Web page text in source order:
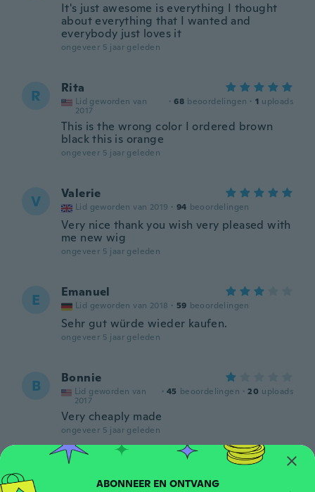
It's just awesome is everything I thought
about everything that I wanted and
everybody just loves it
ongeveer 5 jaar geleden
R Rita
Lid geworden van
2017
· 68 beoordelingen · 1 uploads
This is the wrong color I ordered brown
black this is orange
ongeveer 5 jaar geleden
V Valerie
Lid geworden van 2019 · 94 beoordelingen
Very nice thank you wish very pleased with
me new wig
ongeveer 5 jaar geleden
E Emanuel
Lid geworden van 2018 · 59 beoordelingen
Sehr gut würde wieder kaufen.
ongeveer 5 jaar geleden
B Bonnie
Lid geworden van
2017
· 45 beoordelingen · 20 uploads
Very cheaply made
ongeveer 5 jaar geleden
J Lid geworden van 2021 · 7 beoordelingen
ABONNEER EN ONTVANG